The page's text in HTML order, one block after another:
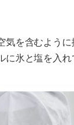
気を含むよう
氷と塩を入れ